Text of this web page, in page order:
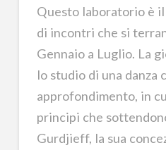
Questo laboratorio è
di incontri che si
Gennaio a Luglio. La
lo studio di una danza
approfondimento, in
principi che
Gurdjieff, la sua